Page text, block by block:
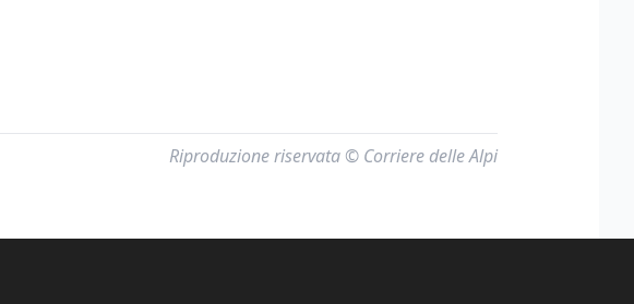
Riproduzione riservata © Corriere delle Alpi